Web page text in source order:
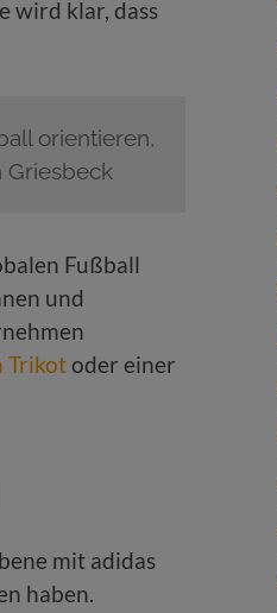
wird klar, dass
orientieren,
Griesbeck
Fußball
und
Trikotoder einer
mit adidas
haben.